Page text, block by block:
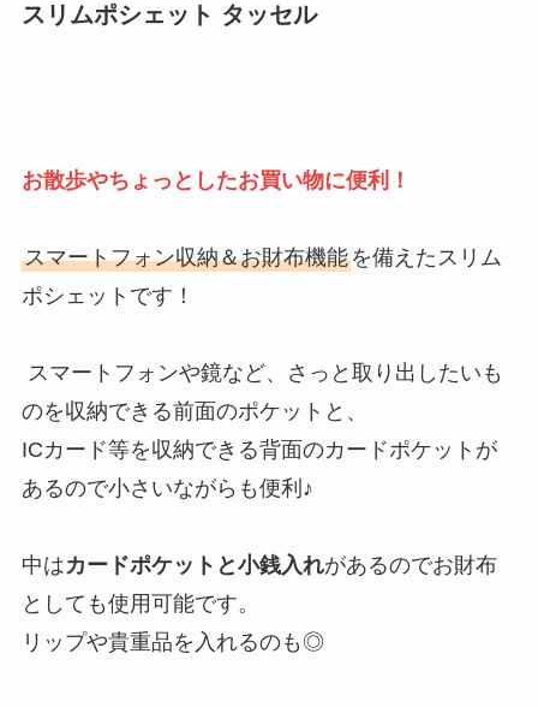
スリムポシェット タッセル
お散歩やちょっとしたお買い物に便利！
スマートフォン収納＆お財布機能を備えたスリム
ポシェットです！
スマートフォンや鏡など、さっと取り出したいも
のを収納できる前面のポケットと、
ICカード等を収納できる背面のカードポケットが
あるので小さいながらも便利♪
中はカードポケットと小銭入れがあるのでお財布
としても使用可能です。
リップや貴重品を入れるのも◎